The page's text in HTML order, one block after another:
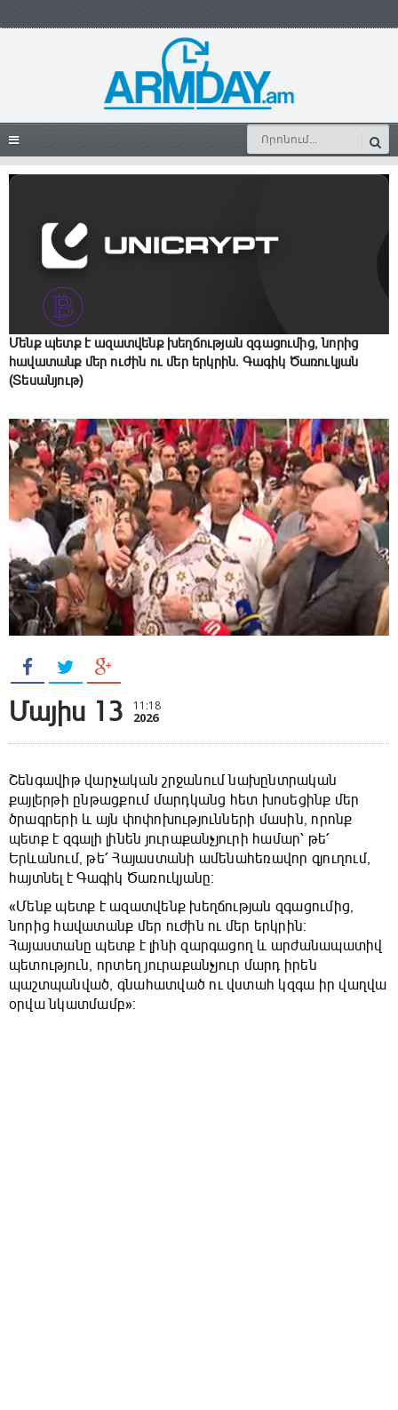
Մենք պետք է ազատվենք խեղճության զգացումից, նորից
հավատանք մեր ուժին ու մեր երկրին. Գագիկ Ծառուկյան
(Տեսանյութ)
Մայիս 13 11:18
2026
Շենգավիթ վարչական շրջանում նախընտրական
քայլերթի ընթացքում մարդկանց հետ խոսեցինք մեր
ծրագրերի և այն փոփոխությունների մասին, որոնք
պետք է զգալի լինեն յուրաքանչյուրի համար՝ թե՛
Երևանում, թե՛ Հայաստանի ամենահեռավոր գյուղում,
հայտնել է Գագիկ Ծառուկյանը։
«Մենք պետք է ազատվենք խեղճության զգացումից,
նորից հավատանք մեր ուժին ու մեր երկրին։
Հայաստանը պետք է լինի զարգացող և արժանապատիվ
պետություն, որտեղ յուրաքանչյուր մարդ իրեն
պաշտպանված, գնահատված ու վստահ կզգա իր վաղվա
օրվա նկատմամբ»։